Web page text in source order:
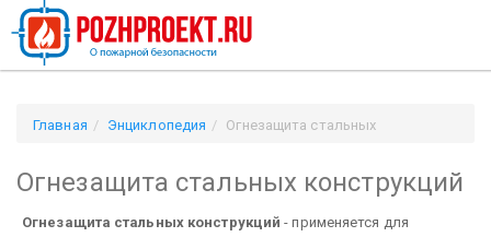
Главная Энциклопедия
Огнезащита стальных
Огнезащита стальных конструкций
Огнезащита стальных конструкций - применяется для